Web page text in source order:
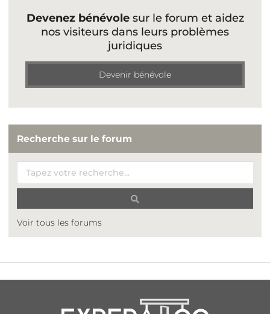
Devenez bénévolesur le forum et aidez
nos visiteurs dans leurs problèmes
juridiques
Devenir bénévole
Recherche sur le forum
Voir tous les forums